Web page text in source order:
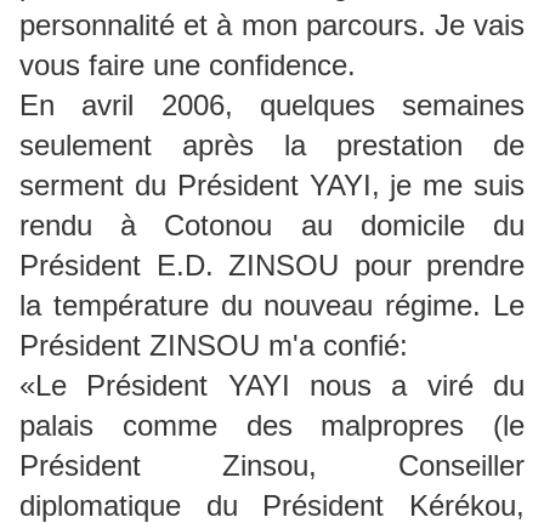
personnalité et à mon parcours. Je vais
vous faire une confidence.
En avril 2006, quelques semaines
seulement après la prestation de
serment du Président YAYI, je me suis
rendu à Cotonou au domicile du
Président E.D. ZINSOU pour prendre
la température du nouveau régime. Le
Président ZINSOU m'a confié:
«Le Président YAYI nous a viré du
palais comme des malpropres (le
Président Zinsou, Conseiller
diplomatique du Président Kérékou,